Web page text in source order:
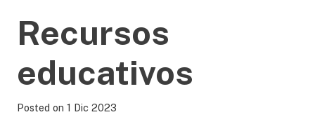
Recursos
educativos
Posted on 1 Dic 2023